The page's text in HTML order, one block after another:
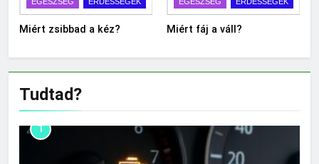
Miért zsibbad a kéz? Miért fáj a váll?
Tudtad?
1